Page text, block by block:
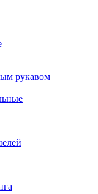
рукавом